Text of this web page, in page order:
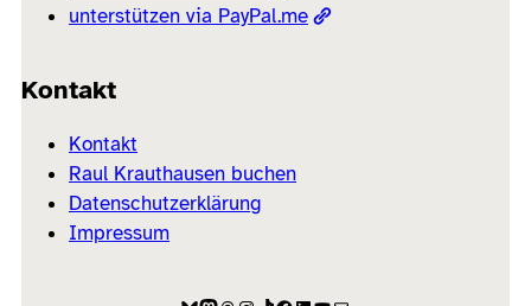
unterstützen via PayPal.me
Kontakt
Kontakt
Raul Krauthausen buchen
Datenschutzerklärung
Impressum